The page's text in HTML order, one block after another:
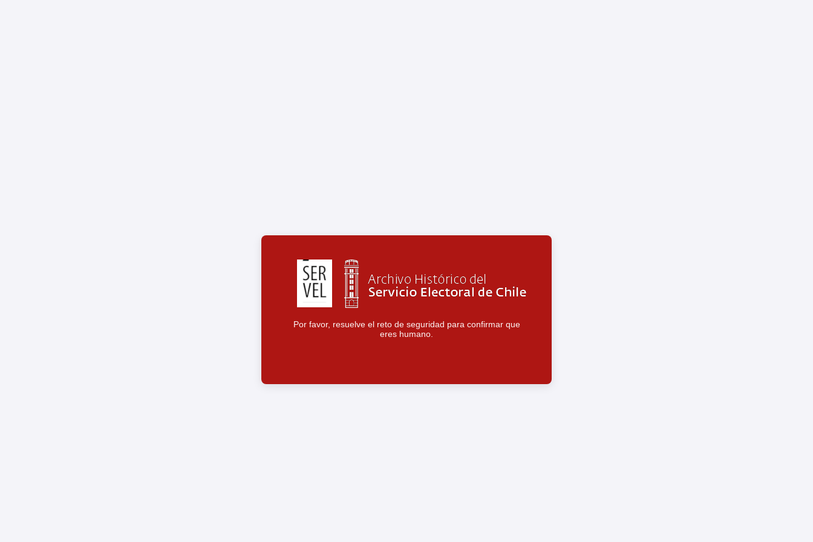
Por favor, resuelve el reto de seguridad para confirmar que
eres humano.